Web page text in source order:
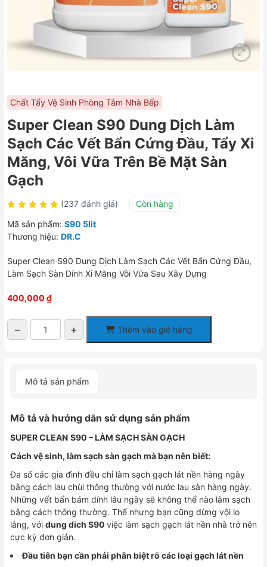
Chất Tẩy Vệ Sinh Phòng Tắm Nhà Bếp
Super Clean S90 Dung Dịch Làm
Sạch Các Vết Bẩn Cứng Đầu, Tẩy Xi
Măng, Vôi Vữa Trên Bề Mặt Sàn
Gạch
(237 đánh giá)
Còn hàng
Mã sản phẩm: S90 5lit
Thương hiệu: DR.C
Super Clean S90 Dung Dịch Làm Sạch Các Vết Bẩn Cứng Đầu,
Làm Sạch Sàn Dính Xi Măng Vôi Vữa Sau Xây Dựng
400,000 ₫
Các
Vết
Cứng
Đầu,
Tẩy
Xi
Măng,
Vôi
Vữa
Bề
− + Thêm vào giỏ hàng
Mô tả sản phẩm
Mô tả và hướng dẫn sử dụng sản phẩm
SUPER CLEAN S90 – LÀM SẠCH SÀN GẠCH
Cách vệ sinh, làm sạch sàn gạch mà bạn nên biết:
Đa số các gia đình đều chỉ làm sạch gạch lát nền hàng ngày
bằng cách lau chùi thông thường với nước lau sàn hàng ngày.
Những vết bẩn bám dính lâu ngày sẽ không thể nào làm sạch
bằng cách thông thường. Thế nhưng bạn cũng đừng vội lo
lắng, với dung dich S90 việc làm sạch gạch lát nền nhà trở nên
cực kỳ đơn giản.
Đầu tiên bạn cần phải phân biệt rõ các loại gạch lát nền